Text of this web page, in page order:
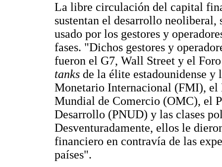
La libre circulación del capital
sustentan el desarrollo neoliberal,
usado por los gestores y
fases. "Dichos gestores y
fueron el G7, Wall Street y el
tanks de la élite estadounidense y
Monetario Internacional (FMI),
Mundial de Comercio (OMC), el
Desarrollo (PNUD) y las clases
Desventuradamente, ellos le
financiero en contravía de las
países".